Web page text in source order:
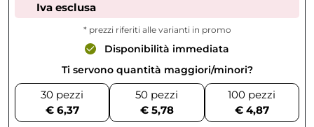
Iva esclusa
* prezzi riferiti alle varianti in promo
Disponibilità immediata
Ti servono quantità maggiori/minori?
30 pezzi
€ 6,37
50 pezzi
€ 5,78
100 pezzi
€ 4,87